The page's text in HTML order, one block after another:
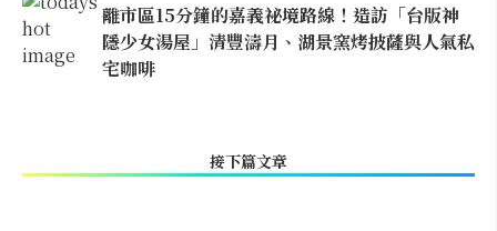
離市區15分鐘的嘉義祕境路線！造訪「台版神
隱少女湯屋」清豐濤月、湖景窯烤披薩與人氣私
宅咖啡
接下篇文章